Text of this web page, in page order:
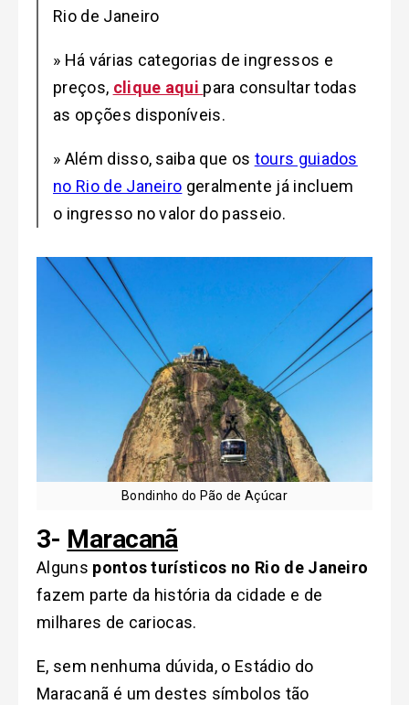
Rio de Janeiro
» Há várias categorias de ingressos e
preços, clique aqui para consultar todas
as opções disponíveis.
» Além disso, saiba que os tours guiados
no Rio de Janeiro geralmente já incluem
o ingresso no valor do passeio.
Bondinho do Pão de Açúcar
3- Maracanã
Alguns pontos turísticos no Rio de Janeiro
fazem parte da história da cidade e de
milhares de cariocas.
E, sem nenhuma dúvida, o Estádio do
Maracanã é um destes símbolos tão